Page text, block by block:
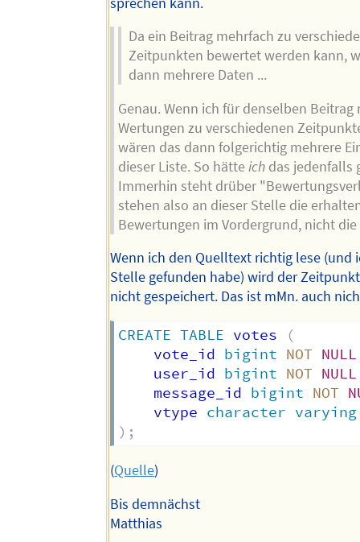
Da ein Beitrag mehrfach zu
Zeitpunkten bewertet werden kann,
dann mehrere Daten ...
Genau. Wenn ich für denselben Beitrag
Wertungen zu verschiedenen
wären das dann folgerichtig mehrere
dieser Liste. So hätteich das jedenfalls
Immerhin steht drüber
stehen also an dieser Stelle die
Bewertungen im Vordergrund, nicht die
Wenn ich den Quelltext richtig lese (und
Stelle gefunden habe) wird der
nicht gespeichert. Das ist mMn. auch
CREATE TABLE votes
(
    vote_id
bigint NOT NULL
    user_id
bigint NOT NULL
    message_id
bigint NOT
    vtype
character varying
) ;
(Quelle)
Bis demnächst
Matthias